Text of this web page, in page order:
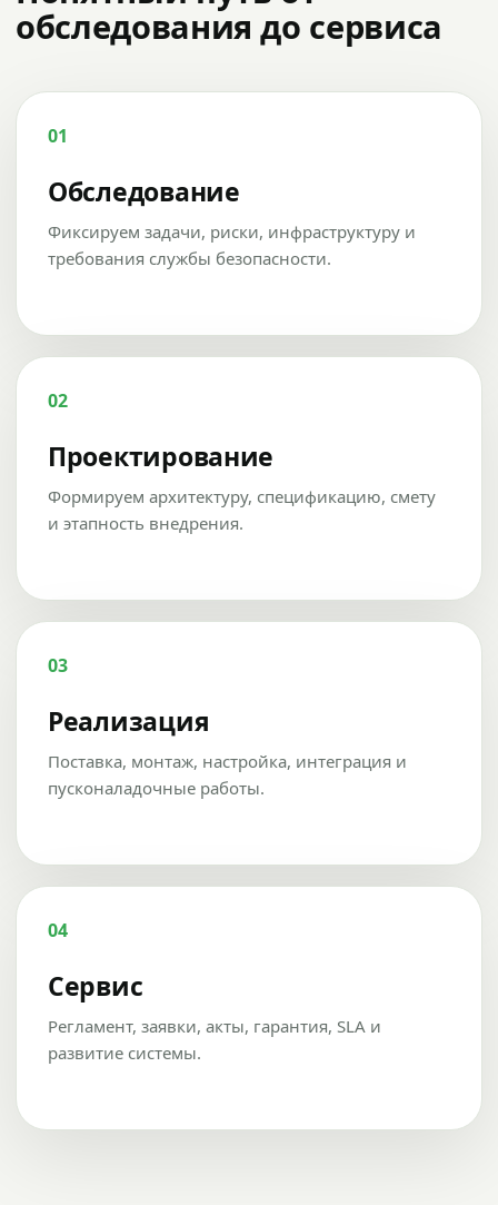
обследования до сервиса
01
Обследование
Фиксируем задачи, риски, инфраструктуру и
требования службы безопасности.
02
Проектирование
Формируем архитектуру, спецификацию, смету
и этапность внедрения.
03
Реализация
Поставка, монтаж, настройка, интеграция и
пусконаладочные работы.
04
Сервис
Регламент, заявки, акты, гарантия, SLA и
развитие системы.